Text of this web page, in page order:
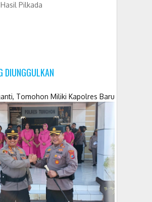
Pilkada
DIUNGGULKAN
Tomohon Miliki Kapolres Baru